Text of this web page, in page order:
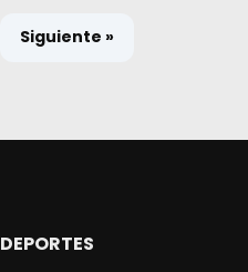
Siguiente »
DEPORTES